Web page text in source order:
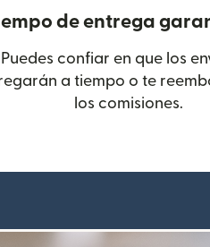
una ventana nueva)
de entrega
Puedes confiar en que los
a tiempo o te
los comisiones.